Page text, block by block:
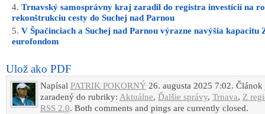
Trnavský samosprávny kraj zaradil do registra investícií na
rekonštrukciu cesty do Suchej nad Parnou
V Špačinciach a Suchej nad Parnou výrazne navýšia kapacitu
eurofondom
Ulož ako PDF
Napísal PATRIK POKORNÝ 26. augusta 2025 7:02. Článok
zaradený do rubriky: Aktuálne, Ďalšie správy, Trnava, Z
RSS 2.0. Both comments and pings are currently closed.